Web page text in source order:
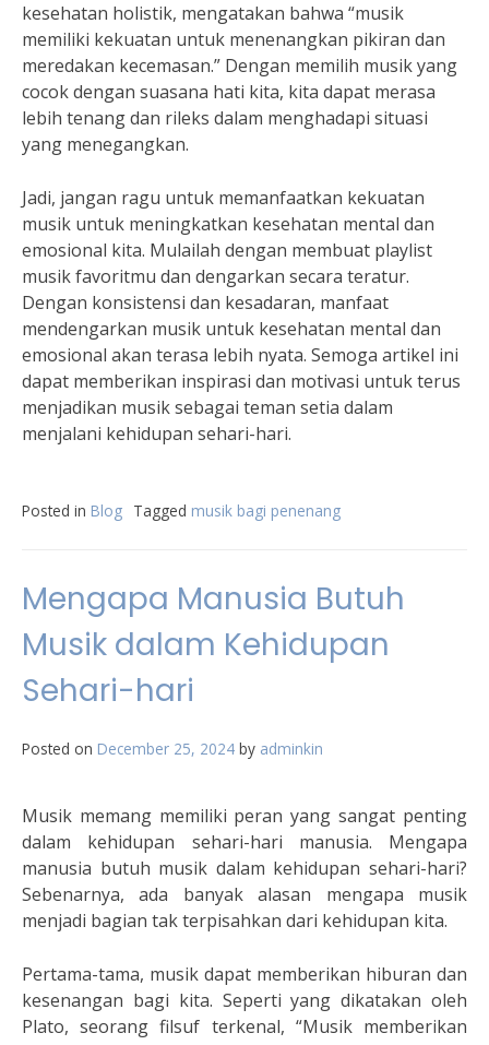
kesehatan holistik, mengatakan bahwa “musik
memiliki kekuatan untuk menenangkan pikiran dan
meredakan kecemasan.” Dengan memilih musik yang
cocok dengan suasana hati kita, kita dapat merasa
lebih tenang dan rileks dalam menghadapi situasi
yang menegangkan.
Jadi, jangan ragu untuk memanfaatkan kekuatan
musik untuk meningkatkan kesehatan mental dan
emosional kita. Mulailah dengan membuat playlist
musik favoritmu dan dengarkan secara teratur.
Dengan konsistensi dan kesadaran, manfaat
mendengarkan musik untuk kesehatan mental dan
emosional akan terasa lebih nyata. Semoga artikel ini
dapat memberikan inspirasi dan motivasi untuk terus
menjadikan musik sebagai teman setia dalam
menjalani kehidupan sehari-hari.
Posted in Blog Tagged musik bagi penenang
Mengapa Manusia Butuh
Musik dalam Kehidupan
Sehari-hari
Posted on December 25, 2024 by adminkin
Musik memang memiliki peran yang sangat penting
dalam kehidupan sehari-hari manusia. Mengapa
manusia butuh musik dalam kehidupan sehari-hari?
Sebenarnya, ada banyak alasan mengapa musik
menjadi bagian tak terpisahkan dari kehidupan kita.
Pertama-tama, musik dapat memberikan hiburan dan
kesenangan bagi kita. Seperti yang dikatakan oleh
Plato, seorang filsuf terkenal, “Musik memberikan